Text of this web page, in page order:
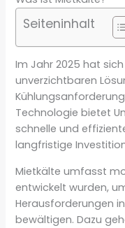
Seiteninhalt
Im Jahr 2025 hat
unverzichtbaren
Technologie bietet
schnelle und
langfristige
Mietkälte umfasst
entwickelt wurden,
Herausforderungen
bewältigen. Dazu